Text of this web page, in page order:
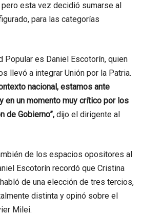
esta vez decidió sumarse al
para las categorías
Popular es Daniel Escotorín, quien
llevó a integrar Unión por la Patria.
nacional, estamos ante
en un momento muy crítico por los
de Gobierno”, dijo el dirigente al
de los espacios opositores al
Escotorín recordó que Cristina
de una elección de tres tercios,
distinta y opinó sobre el
Milei.